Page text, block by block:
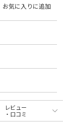
お気に入りに追加
レビュー
・口コミ